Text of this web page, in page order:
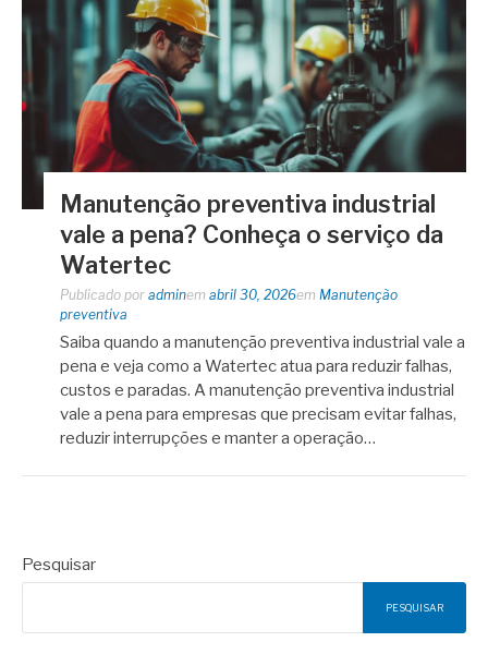
Manutenção preventiva industrial
vale a pena? Conheça o serviço da
Watertec
Publicado por adminem abril 30, 2026em Manutenção
preventiva
Saiba quando a manutenção preventiva industrial vale a
pena e veja como a Watertec atua para reduzir falhas,
custos e paradas. A manutenção preventiva industrial
vale a pena para empresas que precisam evitar falhas,
reduzir interrupções e manter a operação…
Pesquisar
PESQUISAR